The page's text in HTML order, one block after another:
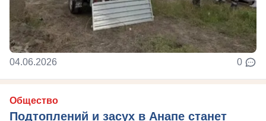
04.06.2026 0
Общество
Подтоплений и засух в Анапе станет